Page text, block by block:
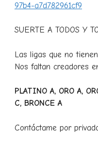
97b4-a7d782961cf9
SUERTE A TODOS Y
Las ligas que no
Nos faltan creadores
PLATINO A, ORO A,
C, BRONCE A
Contáctame por